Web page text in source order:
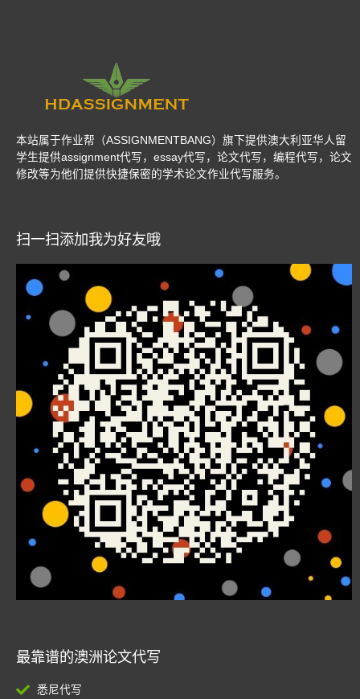
本站属于作业帮（ASSIGNMENTBANG）旗下提供澳大利亚华人留
学生提供assignment代写，essay代写，论文代写，编程代写，论文
修改等为他们提供快捷保密的学术论文作业代写服务。
扫一扫添加我为好友哦
最靠谱的澳洲论文代写
悉尼代写